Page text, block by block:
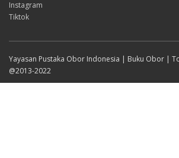
Instagram
Tiktok
Yayasan Pustaka Obor Indonesia | Buku Obor |
@2013-2022